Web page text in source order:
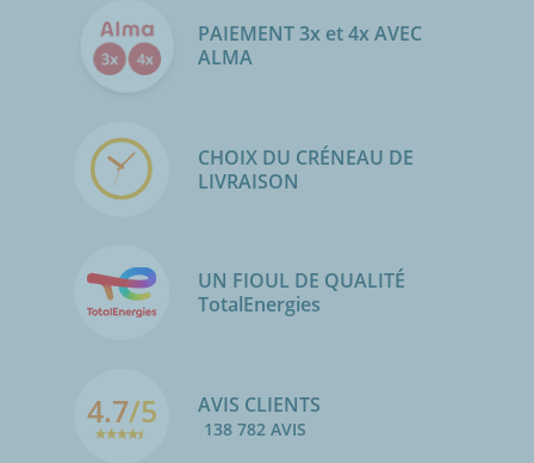
PAIEMENT 3x et 4x AVEC
ALMA
CHOIX DU CRÉNEAU DE
LIVRAISON
UN FIOUL DE QUALITÉ
TotalEnergies
4.7/5 AVIS CLIENTS
138 782 AVIS